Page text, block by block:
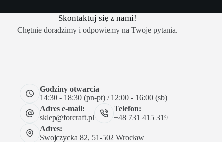
Skontaktuj się z nami!
Chętnie doradzimy i odpowiemy na Twoje pytania.
Godziny otwarcia
14:30 - 18:30 (pn-pt) / 12:00 - 16:00 (sb)
Adres e-mail:
sklep@forcraft.pl
Telefon:
+48 731 415 319
Adres:
Swojczycka 82, 51-502 Wrocław